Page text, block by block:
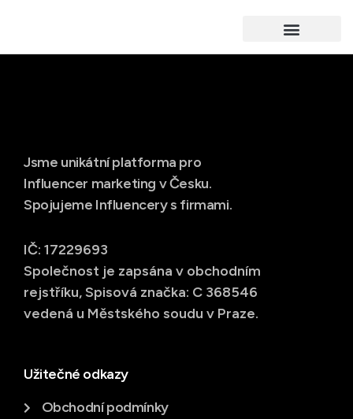
Jsme unikátní platforma pro
Influencer marketing v Česku.
Spojujeme Influencery s firmami.
IČ: 17229693
Společnost je zapsána v obchodním
rejstříku, Spisová značka: C 368546
vedená u Městského soudu v Praze.
Užitečné odkazy
Obchodní podmínky